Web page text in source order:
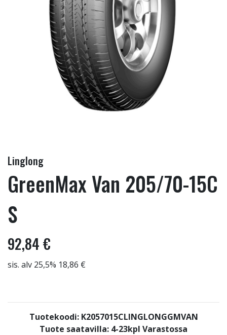
Linglong
GreenMax Van 205/70-15C
S
92,84 €
sis. alv 25,5% 18,86 €
Tuotekoodi: K2057015CLINGLONGGMVAN
Tuote saatavilla: 4-23kpl Varastossa